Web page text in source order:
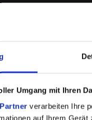
Umgang mit Ihren
verarbeiten Ihre
auf Ihrem